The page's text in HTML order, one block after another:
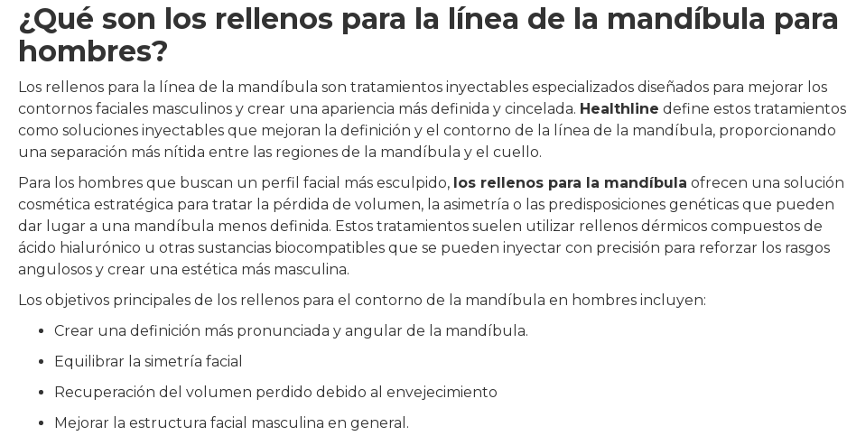
¿Qué son los rellenos para la línea de la mandíbula para
hombres?
Los rellenos para la línea de la mandíbula son tratamientos inyectables especializados diseñados para mejorar los
contornos faciales masculinos y crear una apariencia más definida y cincelada. Healthline define estos tratamientos
como soluciones inyectables que mejoran la definición y el contorno de la línea de la mandíbula, proporcionando
una separación más nítida entre las regiones de la mandíbula y el cuello.
Para los hombres que buscan un perfil facial más esculpido, los rellenos para la mandíbula ofrecen una solución
cosmética estratégica para tratar la pérdida de volumen, la asimetría o las predisposiciones genéticas que pueden
dar lugar a una mandíbula menos definida. Estos tratamientos suelen utilizar rellenos dérmicos compuestos de
ácido hialurónico u otras sustancias biocompatibles que se pueden inyectar con precisión para reforzar los rasgos
angulosos y crear una estética más masculina.
Los objetivos principales de los rellenos para el contorno de la mandíbula en hombres incluyen:
Crear una definición más pronunciada y angular de la mandíbula.
Equilibrar la simetría facial
Recuperación del volumen perdido debido al envejecimiento
Mejorar la estructura facial masculina en general.